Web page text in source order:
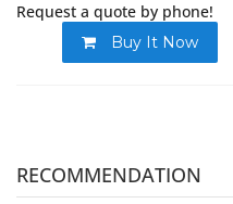
Request a quote by phone!
Buy It Now
RECOMMENDATION